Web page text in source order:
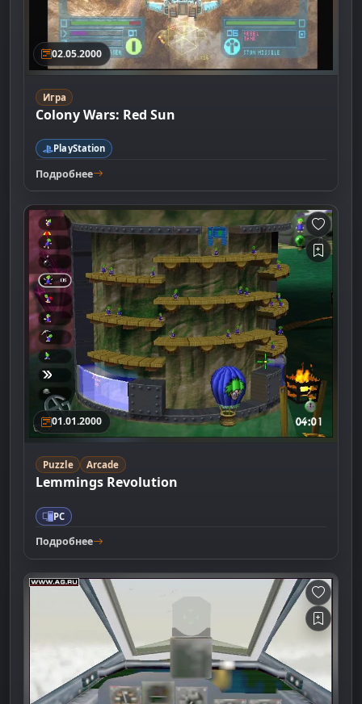
02.05.2000
Игра
Colony Wars: Red Sun
PlayStation
Подробнее
01.01.2000
Puzzle Arcade
Lemmings Revolution
PC
Подробнее